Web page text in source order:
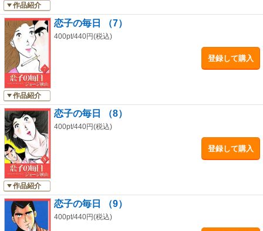
作品紹介
作品紹介
恋子の毎日 （7）
400pt/440円(税込)
登録して購入
作品紹介
恋子の毎日 （8）
400pt/440円(税込)
登録して購入
恋子の毎日 （9）
400pt/440円(税込)